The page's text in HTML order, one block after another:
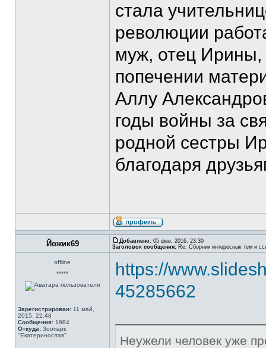
стала
революции
муж, отец Ирины,
попечении
Аллу
годы войны за
родной сестры
благодаря
Йожик69 Добавлено: 05 фев, 2016, 23:30
Заголовок сообщения: Re: Сборник интересных тем и
offline
*****
Зарегистрирован: 11 май,
2015, 22:48
Сообщения: 1984
Откуда: Зоопарк
''Екатеринослав''
https://
45285662
Неужели человек уже